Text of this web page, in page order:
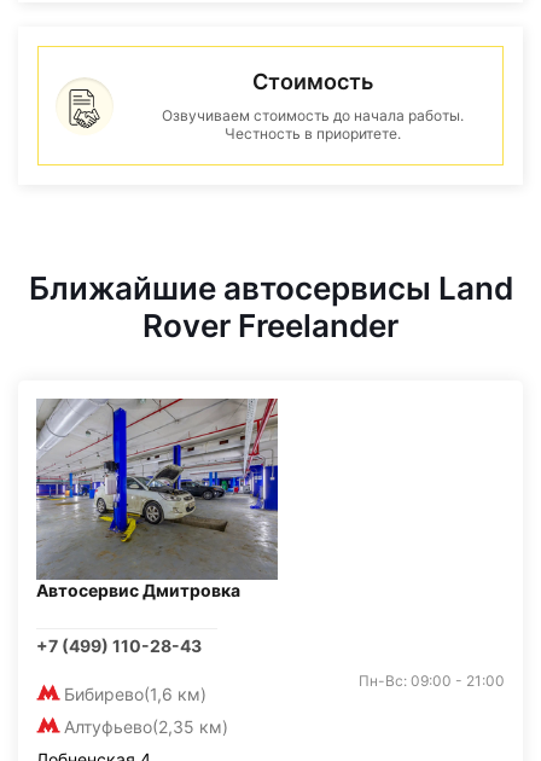
Стоимость
Озвучиваем стоимость до начала работы.
Честность в приоритете.
Ближайшие автосервисы Land
Rover Freelander
Автосервис Дмитровка
+7 (499) 110-28-43
Бибирево(1,6 км)
Алтуфьево(2,35 км)
Пн-Вс: 09:00 - 21:00